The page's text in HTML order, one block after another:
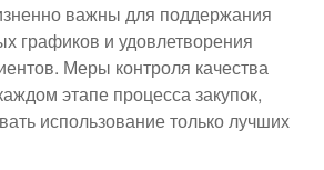
важны для поддержания
графиков и удовлетворения
Меры контроля качества
этапе процесса закупок,
использование только лучших